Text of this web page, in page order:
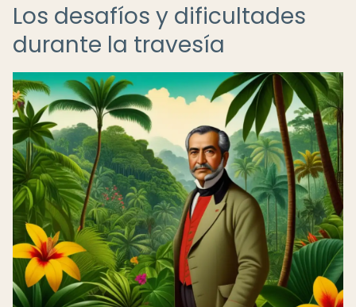
Los desafíos y dificultades
durante la travesía